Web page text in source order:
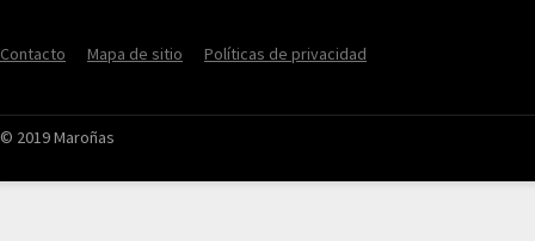
Contacto Mapa de sitio Políticas de privacidad
© 2019 Maroñas